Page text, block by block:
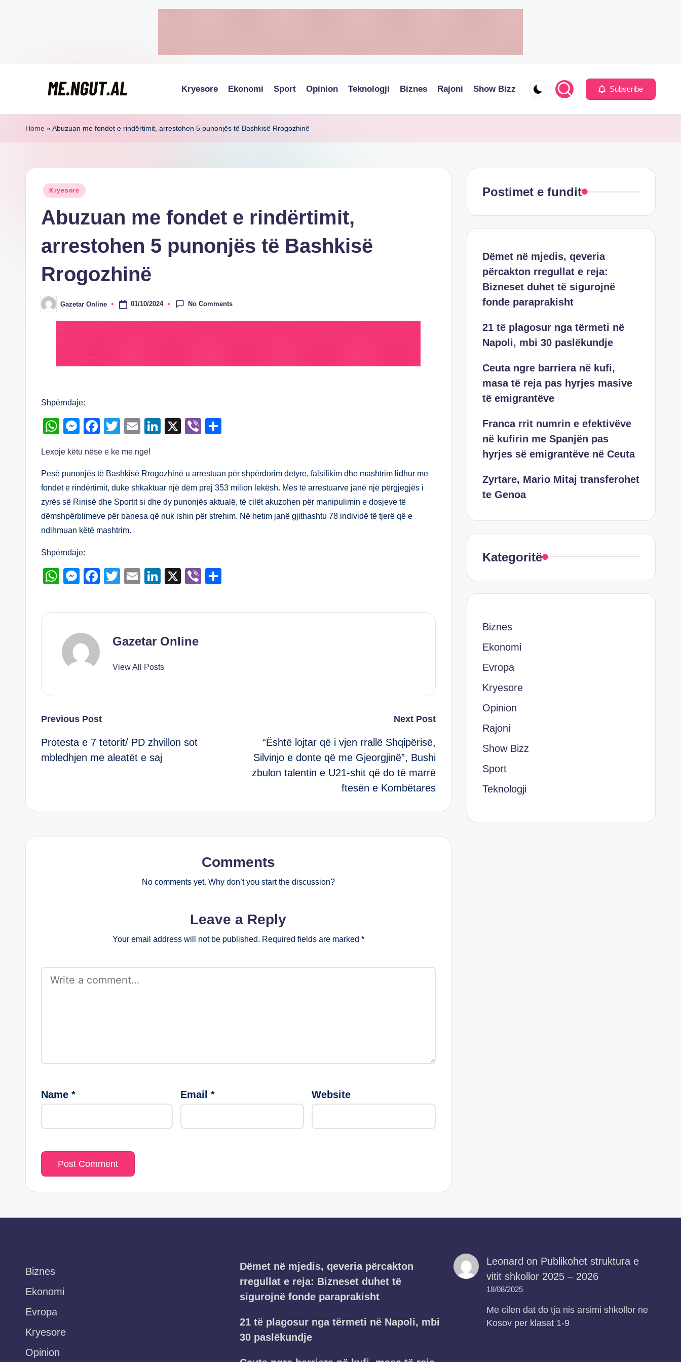
M
e
g
lexohen
ngut
Kryesore Ekonomi Sport Opinion Teknologji Biznes Rajoni Show Bizz Subscribe
Home »Abuzuan me fondet e rindërtimit, arrestohen 5 punonjës të Bashkisë Rrogozhinë
Posted
Kryesore
Abuzuan me fondet e rindërtimit,
arrestohen 5 punonjës të Bashkisë
Rrogozhinë
Posted
by
Gazetar Online 01/10/2024 No Comments
Shpërndaje:
W
at
s
A
p
p
M
ss
e
n
g
er
F
c
e
b
o
o
T
tt
er
E
ail
Li
e
dI
n
X
Vi
e
Lexoje këtu nëse e ke me nge!
Pesë punonjës të Bashkisë Rrogozhinë u arrestuan për shpërdorim detyre, falsifikim dhe mashtrim lidhur me
fondet e rindërtimit, duke shkaktuar një dëm prej 353 milion lekësh. Mes të arrestuarve janë një përgjegjës i
zyrës së Rinisë dhe Sportit si dhe dy punonjës aktualë, të cilët akuzohen për manipulimin e dosjeve të
dëmshpërblimeve për banesa që nuk ishin për strehim. Në hetim janë gjithashtu 78 individë të tjerë që e
ndihmuan këtë mashtrim.
Shpërndaje:
W
at
A
p
M
ss
n
g
F
c
T
tt
E
ail
Li
k
dI
X
Vi
er ar
Gazetar Online
View All Posts
Post
navigation
Previous Post
Protesta e 7 tetorit/ PD zhvillon sot
mbledhjen me aleatët e saj
Next Post
“Është lojtar që i vjen rrallë Shqipërisë,
Silvinjo e donte që me Gjeorgjinë”, Bushi
zbulon talentin e U21-shit që do të marrë
ftesën e Kombëtares
Comments
No comments yet. Why don’t you start the discussion?
Leave a Reply
Your email address will not be published. Required fields are marked *
Name * Email * Website
Postimet e fundit
Dëmet në mjedis, qeveria
përcakton rregullat e reja:
Bizneset duhet të sigurojnë
fonde paraprakisht
21 të plagosur nga tërmeti në
Napoli, mbi 30 paslëkundje
Ceuta ngre barriera në kufi,
masa të reja pas hyrjes masive
të emigrantëve
Franca rrit numrin e efektivëve
në kufirin me Spanjën pas
hyrjes së emigrantëve në Ceuta
Zyrtare, Mario Mitaj transferohet
te Genoa
Kategoritë
Biznes
Ekonomi
Evropa
Kryesore
Opinion
Rajoni
Show Bizz
Sport
Teknologji
Biznes
Ekonomi
Evropa
Kryesore
Opinion
Dëmet në mjedis, qeveria përcakton
rregullat e reja: Bizneset duhet të
sigurojnë fonde paraprakisht
21 të plagosur nga tërmeti në Napoli, mbi
30 paslëkundje
Leonard on Publikohet struktura e
vitit shkollor 2025 – 2026
18/08/2025
Me cilen dat do tja nis arsimi shkollor ne
Kosov per klasat 1-9